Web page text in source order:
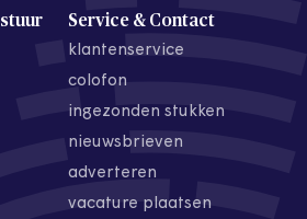
Service & Contact
klantenservice
colofon
ingezonden stukken
nieuwsbrieven
adverteren
vacature plaatsen